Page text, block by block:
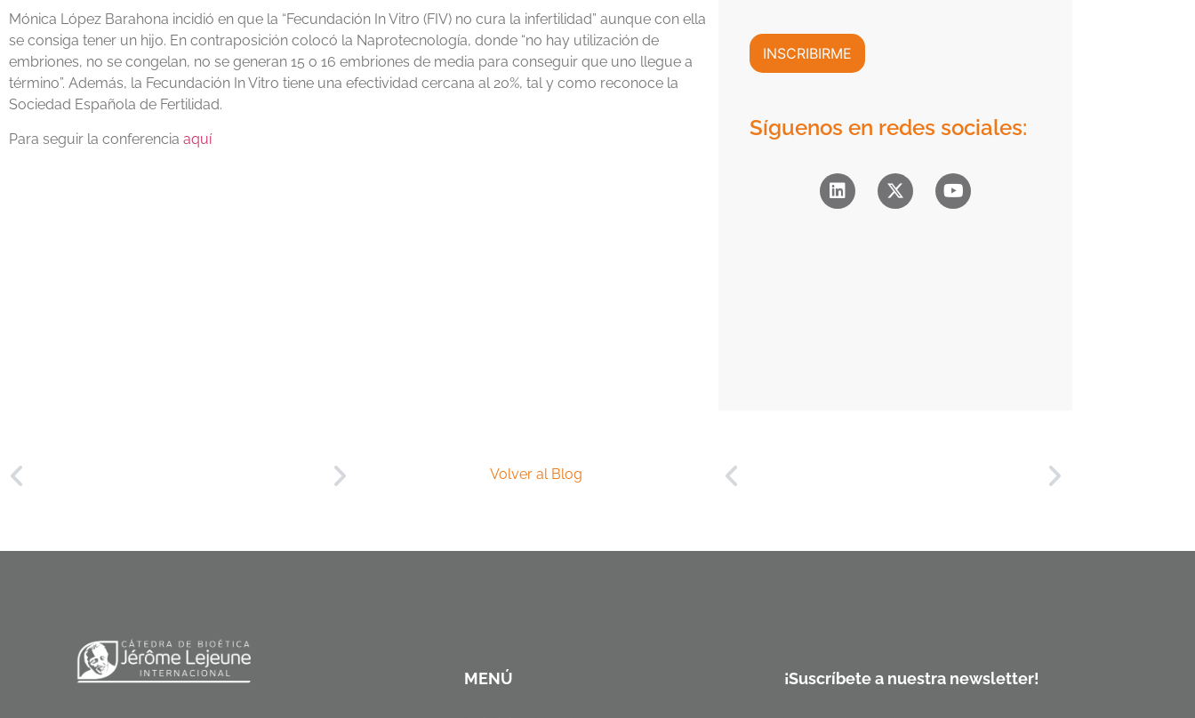
Mónica López Barahona incidió en que la “Fecundación In Vitro (FIV) no cura la infertilidad” aunque con ella
se consiga tener un hijo. En contraposición colocó la Naprotecnología, donde “no hay utilización de
embriones, no se congelan, no se generan 15 o 16 embriones de media para conseguir que uno llegue a
término”. Además, la Fecundación In Vitro tiene una efectividad cercana al 20%, tal y como reconoce la
Sociedad Española de Fertilidad.
Para seguir la conferencia aquí
d
a
C
o
m
c
INSCRIBIRME
Síguenos en redes sociales:
Volver al Blog
MENÚ ¡Suscríbete a nuestra newsletter!